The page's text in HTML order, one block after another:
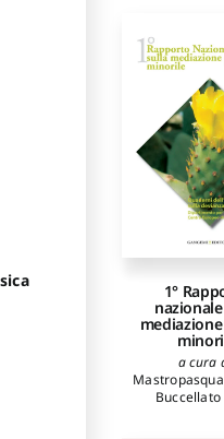
1°
a cura
Buccellato